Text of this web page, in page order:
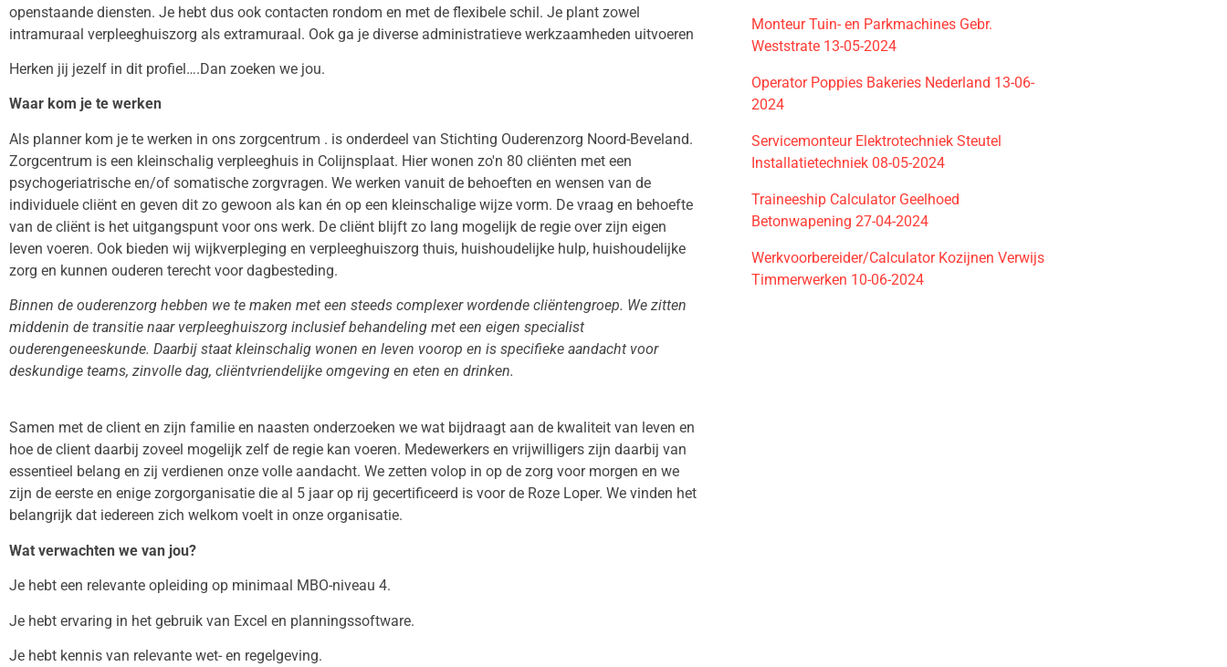
openstaande diensten. Je hebt dus ook contacten rondom en met de flexibele schil. Je plant zowel
intramuraal verpleeghuiszorg als extramuraal. Ook ga je diverse administratieve werkzaamheden uitvoeren
Herken jij jezelf in dit profiel….Dan zoeken we jou.
Waar kom je te werken
Als planner kom je te werken in ons zorgcentrum . is onderdeel van Stichting Ouderenzorg Noord-Beveland.
Zorgcentrum is een kleinschalig verpleeghuis in Colijnsplaat. Hier wonen zo'n 80 cliënten met een
psychogeriatrische en/of somatische zorgvragen. We werken vanuit de behoeften en wensen van de
individuele cliënt en geven dit zo gewoon als kan én op een kleinschalige wijze vorm. De vraag en behoefte
van de cliënt is het uitgangspunt voor ons werk. De cliënt blijft zo lang mogelijk de regie over zijn eigen
leven voeren. Ook bieden wij wijkverpleging en verpleeghuiszorg thuis, huishoudelijke hulp, huishoudelijke
zorg en kunnen ouderen terecht voor dagbesteding.
Binnen de ouderenzorg hebben we te maken met een steeds complexer wordende cliëntengroep. We zitten
middenin de transitie naar verpleeghuiszorg inclusief behandeling met een eigen specialist
ouderengeneeskunde. Daarbij staat kleinschalig wonen en leven voorop en is specifieke aandacht voor
deskundige teams, zinvolle dag, cliëntvriendelijke omgeving en eten en drinken.
Samen met de client en zijn familie en naasten onderzoeken we wat bijdraagt aan de kwaliteit van leven en
hoe de client daarbij zoveel mogelijk zelf de regie kan voeren. Medewerkers en vrijwilligers zijn daarbij van
essentieel belang en zij verdienen onze volle aandacht. We zetten volop in op de zorg voor morgen en we
zijn de eerste en enige zorgorganisatie die al 5 jaar op rij gecertificeerd is voor de Roze Loper. We vinden het
belangrijk dat iedereen zich welkom voelt in onze organisatie.
Wat verwachten we van jou?
Je hebt een relevante opleiding op minimaal MBO-niveau 4.
Je hebt ervaring in het gebruik van Excel en planningssoftware.
Je hebt kennis van relevante wet- en regelgeving.
Monteur Tuin- en Parkmachines Gebr.
Weststrate 13-05-2024
Operator Poppies Bakeries Nederland 13-06-
2024
Servicemonteur Elektrotechniek Steutel
Installatietechniek 08-05-2024
Traineeship Calculator Geelhoed
Betonwapening 27-04-2024
Werkvoorbereider/Calculator Kozijnen Verwijs
Timmerwerken 10-06-2024